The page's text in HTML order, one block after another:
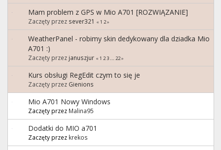
Mam problem z GPS w Mio A701 [ROZWIĄZANIE]
Zaczęty przez sever321 « 1 2»
WeatherPanel - robimy skin dedykowany dla dziadka Mio
A701 :)
Zaczęty przez januszjur « 1 23... 22»
Kurs obsługi RegEdit czym to się je
Zaczęty przez Gienions
Mio A701 Nowy Windows
Zaczęty przez Malina95
Dodatki do MIO a701
Zaczęty przez krekos